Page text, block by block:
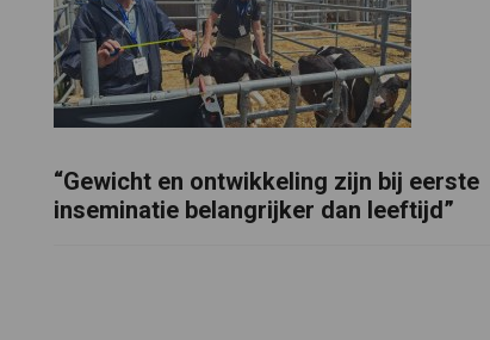
“Gewicht en ontwikkeling zijn bij eerste
inseminatie belangrijker dan leeftijd”